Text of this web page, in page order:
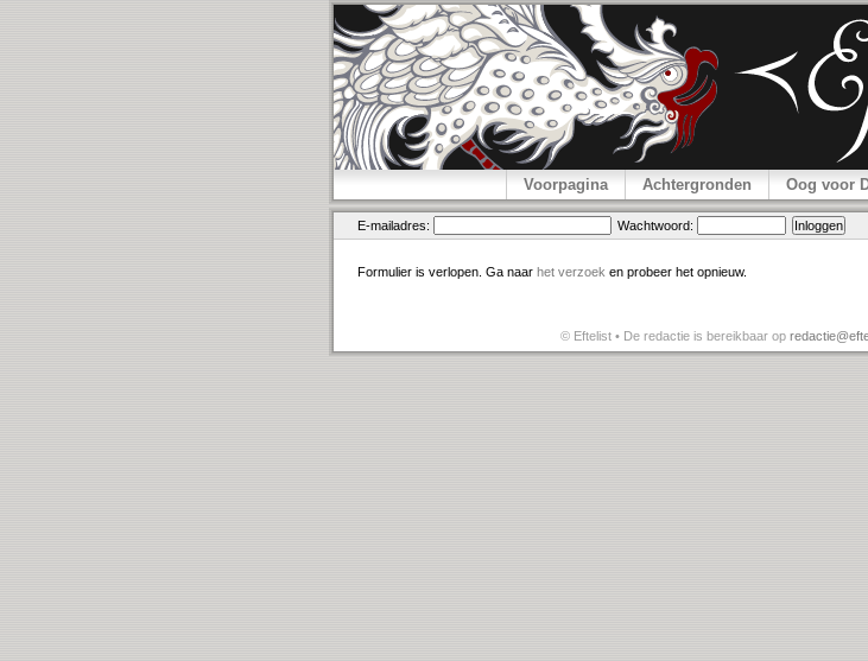
Voorpagina Achtergronden Oog voor
E-mailadres: Wachtwoord:
Formulier is verlopen. Ga naar het verzoek en probeer het opnieuw.
© Eftelist • De redactie is bereikbaar op